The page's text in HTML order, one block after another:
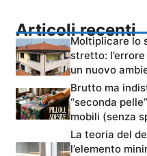
Articoli recenti
Moltiplicare lo
stretto:
un nuovo
Brutto ma
“seconda
mobili (senza
La teoria del
l’elemento